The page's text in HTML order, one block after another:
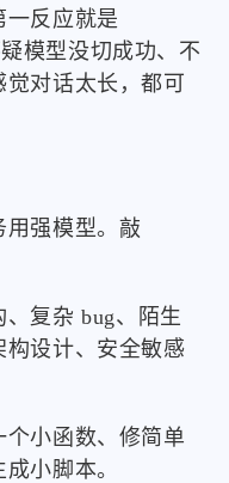
一反应就是
模型没切成功、不
对话太长，都可
用强模型。敲
复杂 bug、陌生
设计、安全敏感
小函数、修简单
小脚本。